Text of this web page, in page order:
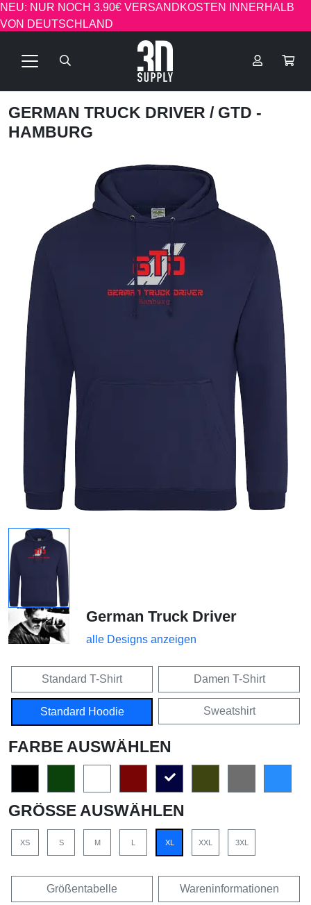
NEU: NUR NOCH 3.90€ VERSANDKOSTEN INNERHALB
VON DEUTSCHLAND
GERMAN TRUCK DRIVER / GTD -
HAMBURG
German Truck Driver
alle Designs anzeigen
Standard T-Shirt Damen T-Shirt
Standard Hoodie Sweatshirt
FARBE AUSWÄHLEN
GRÖSSE AUSWÄHLEN
XS S M L XL XXL 3XL
Größentabelle Wareninformationen